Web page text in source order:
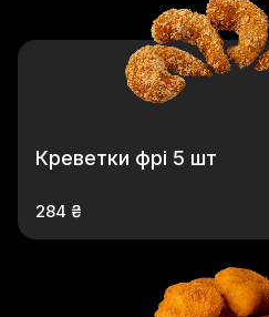
Креветки фрі 5 шт
284 ₴